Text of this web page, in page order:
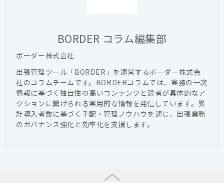
BORDER コラム編集部
ボーダー株式会社
出張管理ツール「BORDER」を運営するボーダー株式会
社のコラムチームです。BORDERコラムでは、実務の一次
情報に基づく独自性の高いコンテンツと読者が具体的なア
クションに繋げられる実用的な情報を発信しています。累
計導入者数に基づく手配・管理ノウハウを通じ、出張業務
のガバナンス強化と効率化を支援します。